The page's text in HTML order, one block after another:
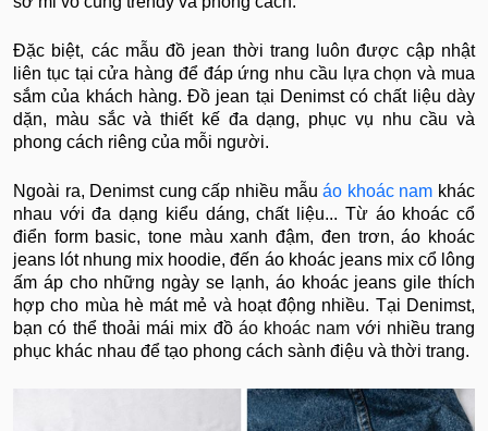
Đặc biệt, các mẫu đồ jean thời trang luôn được cập nhật
liên tục tại cửa hàng để đáp ứng nhu cầu lựa chọn và mua
sắm của khách hàng. Đồ jean tại Denimst có chất liệu dày
dặn, màu sắc và thiết kế đa dạng, phục vụ nhu cầu và
phong cách riêng của mỗi người.
Ngoài ra, Denimst cung cấp nhiều mẫuáo khoác nam khác
nhau với đa dạng kiểu dáng, chất liệu... Từ áo khoác cổ
điển form basic, tone màu xanh đậm, đen trơn, áo khoác
jeans lót nhung mix hoodie, đến áo khoác jeans mix cổ lông
ấm áp cho những ngày se lạnh, áo khoác jeans gile thích
hợp cho mùa hè mát mẻ và hoạt động nhiều. Tại Denimst,
bạn có thể thoải mái mix đồ áo khoác nam với nhiều trang
phục khác nhau để tạo phong cách sành điệu và thời trang.